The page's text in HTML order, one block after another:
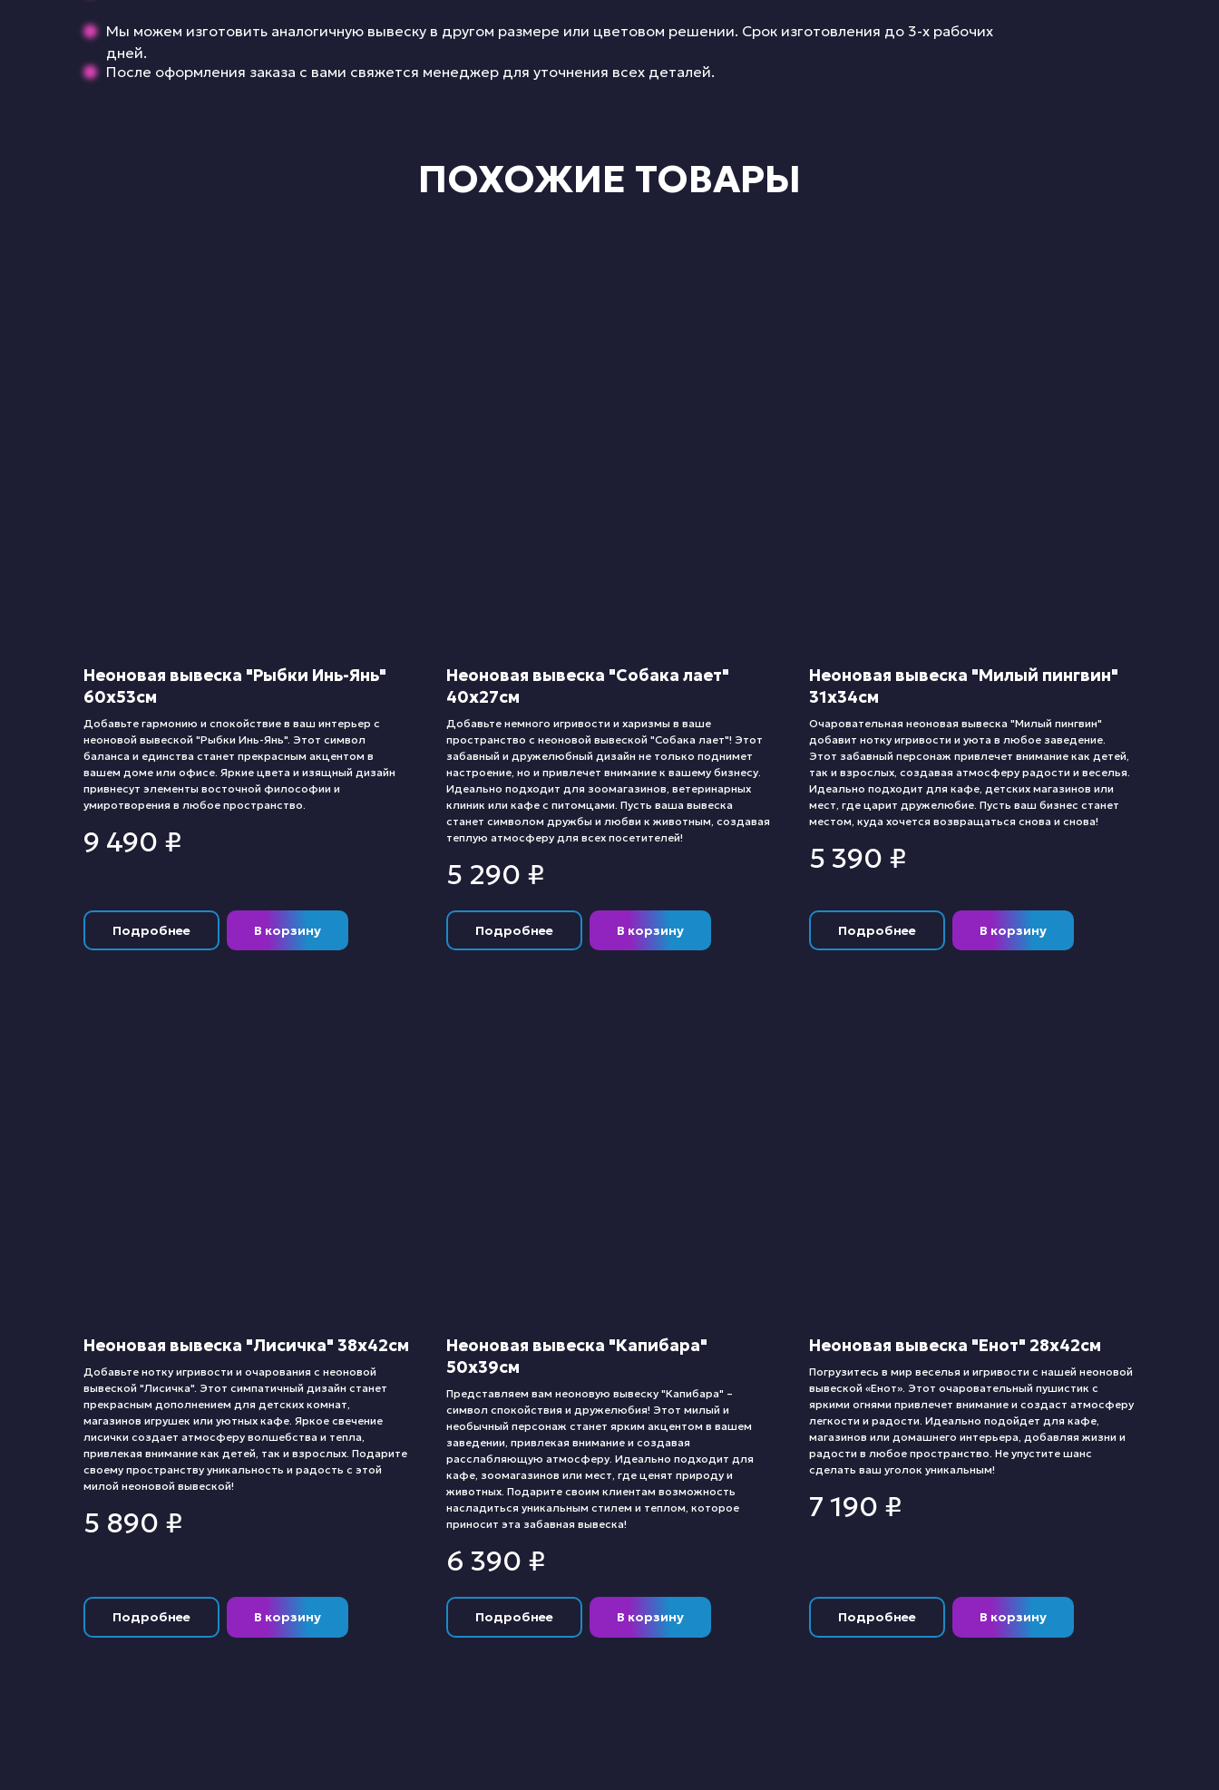
Мы можем изготовить аналогичную вывеску в другом размере или цветовом решении. Срок изготовления до 3-х рабочих
дней.
После оформления заказа с вами свяжется менеджер для уточнения всех деталей.
ПОХОЖИЕ ТОВАРЫ
Неоновая вывеска "Рыбки Инь-Янь"
60х53см
Добавьте гармонию и спокойствие в ваш интерьер с
неоновой вывеской "Рыбки Инь-Янь". Этот символ
баланса и единства станет прекрасным акцентом в
вашем доме или офисе. Яркие цвета и изящный дизайн
привнесут элементы восточной философии и
умиротворения в любое пространство.
9 490 ₽
Подробнее В корзину
Неоновая вывеска "Собака лает"
40х27см
Добавьте немного игривости и харизмы в ваше
пространство с неоновой вывеской "Собака лает"! Этот
забавный и дружелюбный дизайн не только поднимет
настроение, но и привлечет внимание к вашему бизнесу.
Идеально подходит для зоомагазинов, ветеринарных
клиник или кафе с питомцами. Пусть ваша вывеска
станет символом дружбы и любви к животным, создавая
теплую атмосферу для всех посетителей!
5 290 ₽
Подробнее В корзину
Неоновая вывеска "Милый пингвин"
31х34см
Очаровательная неоновая вывеска "Милый пингвин"
добавит нотку игривости и уюта в любое заведение.
Этот забавный персонаж привлечет внимание как детей,
так и взрослых, создавая атмосферу радости и веселья.
Идеально подходит для кафе, детских магазинов или
мест, где царит дружелюбие. Пусть ваш бизнес станет
местом, куда хочется возвращаться снова и снова!
5 390 ₽
Подробнее В корзину
Неоновая вывеска "Лисичка" 38х42см
Добавьте нотку игривости и очарования с неоновой
вывеской "Лисичка". Этот симпатичный дизайн станет
прекрасным дополнением для детских комнат,
магазинов игрушек или уютных кафе. Яркое свечение
лисички создает атмосферу волшебства и тепла,
привлекая внимание как детей, так и взрослых. Подарите
своему пространству уникальность и радость с этой
милой неоновой вывеской!
5 890 ₽
Подробнее В корзину
Неоновая вывеска "Капибара"
50х39см
Представляем вам неоновую вывеску "Капибара" –
символ спокойствия и дружелюбия! Этот милый и
необычный персонаж станет ярким акцентом в вашем
заведении, привлекая внимание и создавая
расслабляющую атмосферу. Идеально подходит для
кафе, зоомагазинов или мест, где ценят природу и
животных. Подарите своим клиентам возможность
насладиться уникальным стилем и теплом, которое
приносит эта забавная вывеска!
6 390 ₽
Подробнее В корзину
Неоновая вывеска "Енот" 28х42см
Погрузитесь в мир веселья и игривости с нашей неоновой
вывеской «Енот». Этот очаровательный пушистик с
яркими огнями привлечет внимание и создаст атмосферу
легкости и радости. Идеально подойдет для кафе,
магазинов или домашнего интерьера, добавляя жизни и
радости в любое пространство. Не упустите шанс
сделать ваш уголок уникальным!
7 190 ₽
Подробнее В корзину